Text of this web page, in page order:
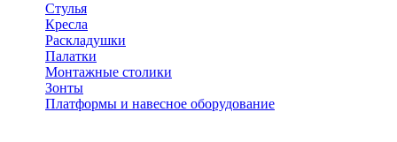
Стулья
Кресла
Раскладушки
Палатки
Монтажные столики
Зонты
Платформы и навесное оборудование